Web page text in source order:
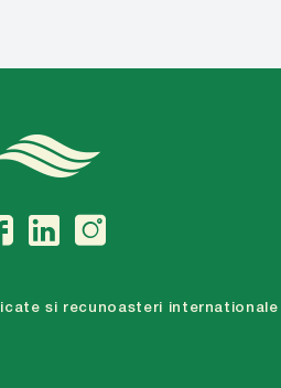
si recunoasteri internationale